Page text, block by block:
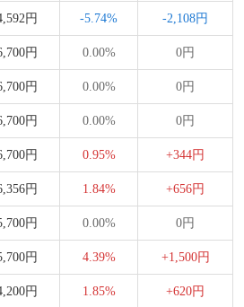
円 -5.74% -2,108円
円 0.00% 0円
円 0.00% 0円
円 0.00% 0円
円 0.95% +344円
円 1.84% +656円
円 0.00% 0円
円 4.39% +1,500円
円 1.85% +620円